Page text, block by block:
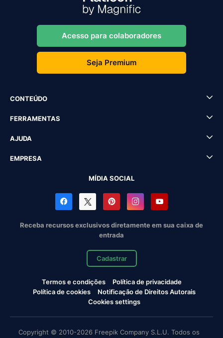
Acesso para colaboradores
Seja Premium
CONTEÚDO
FERRAMENTAS
AJUDA
EMPRESA
MÍDIA SOCIAL
Receba recursos exclusivos diretamente em sua caixa de
entrada
Cadastrar
Termos e condições
Política de privacidade
Política de cookies
Notificação de Direitos Autorais
Cookies settings
Copyright © 2010-2026 Freepik Company S.L.U. Todos os